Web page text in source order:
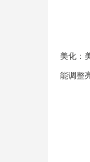
美化：
能调整